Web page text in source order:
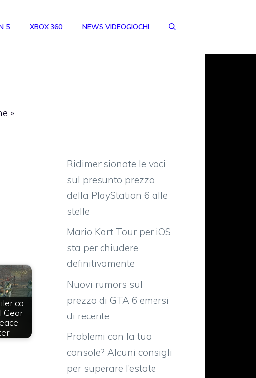
5 XBOX 360 NEWS VIDEOGIOCHI
»
co-
Gear
Ridimensionate le voci
sul presunto prezzo
della PlayStation 6 alle
stelle
Mario Kart Tour per iOS
sta per chiudere
definitivamente
Nuovi rumors sul
prezzo di GTA 6 emersi
di recente
Problemi con la tua
console? Alcuni consigli
per superare l’estate